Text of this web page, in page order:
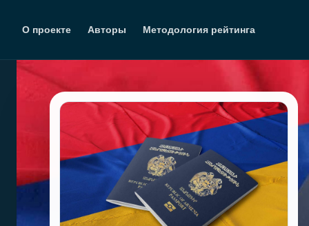
О проекте Авторы Методология рейтинга